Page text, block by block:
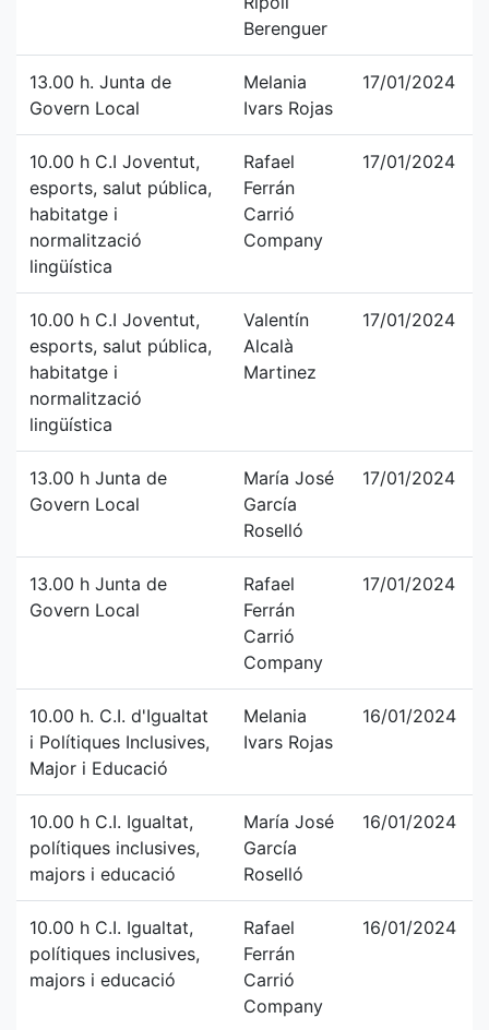
Berenguer
13.00 h. Junta de
Govern Local
Melania
Ivars Rojas
17/01/2024
10.00 h C.I Joventut,
esports, salut pública,
habitatge i
normalització
lingüística
Rafael
Ferrán
Carrió
Company
17/01/2024
10.00 h C.I Joventut,
esports, salut pública,
habitatge i
normalització
lingüística
Valentín
Alcalà
Martinez
17/01/2024
13.00 h Junta de
Govern Local
María José
García
Roselló
17/01/2024
13.00 h Junta de
Govern Local
Rafael
Ferrán
Carrió
Company
17/01/2024
10.00 h. C.I. d'Igualtat
i Polítiques Inclusives,
Major i Educació
Melania
Ivars Rojas
16/01/2024
10.00 h C.I. Igualtat,
polítiques inclusives,
majors i educació
María José
García
Roselló
16/01/2024
10.00 h C.I. Igualtat,
polítiques inclusives,
majors i educació
Rafael
Ferrán
Carrió
Company
16/01/2024